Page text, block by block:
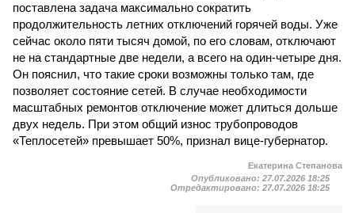
поставлена задача максимально сократить
продолжительность летних отключений горячей воды. Уже
сейчас около пяти тысяч домой, по его словам, отключают
не на стандартные две недели, а всего на один-четыре дня.
Он пояснил, что такие сроки возможны только там, где
позволяет состояние сетей. В случае необходимости
масштабных ремонтов отключение может длиться дольше
двух недель. При этом общий износ трубопроводов
«Теплосетей» превышает 50%, признал вице-губернатор.
Екатерина Степанова
Опубликовано: 27.07.2026 18:25
Отредактировано: 27.07.2026 18:25